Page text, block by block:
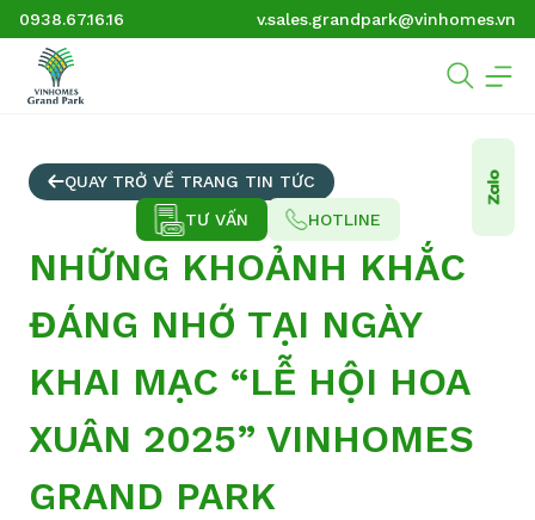
0938.67.16.16 v.sales.grandpark@vinhomes.vn
QUAY TRỞ VỀ TRANG TIN TỨC
NHỮNG KHOẢNH KHẮC
ĐÁNG NHỚ TẠI NGÀY
KHAI MẠC “LỄ HỘI HOA
XUÂN 2025” VINHOMES
GRAND PARK
TƯ VẤN HOTLINE